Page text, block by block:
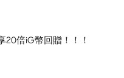
倍iG幣回贈！！！